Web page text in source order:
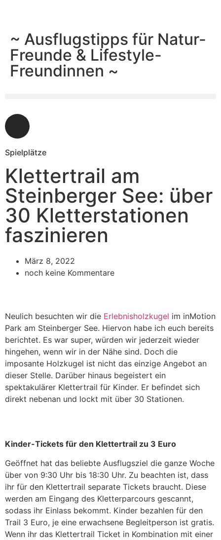
~ Ausflugstipps für Natur-
Freunde & Lifestyle-
Freundinnen ~
Spielplätze
Klettertrail am
Steinberger See: über
30 Kletterstationen
faszinieren
März 8, 2022
noch keine Kommentare
Neulich besuchten wir die Erlebnisholzkugel im inMotion
Park am Steinberger See. Hiervon habe ich euch bereits
berichtet. Es war super, würden wir jederzeit wieder
hingehen, wenn wir in der Nähe sind. Doch die
imposante Holzkugel ist nicht das einzige Angebot an
dieser Stelle. Darüber hinaus begeistert ein
spektakulärer Klettertrail für Kinder. Er befindet sich
direkt nebenan und lockt mit über 30 Stationen.
Kinder-Tickets für den Klettertrail zu 3 Euro
Geöffnet hat das beliebte Ausflugsziel die ganze Woche
über von 9:30 Uhr bis 18:30 Uhr. Zu beachten ist, dass
ihr für den Klettertrail separate Tickets braucht. Diese
werden am Eingang des Kletterparcours gescannt,
sodass ihr Einlass bekommt. Kinder bezahlen für den
Trail 3 Euro, je eine erwachsene Begleitperson ist gratis.
Wenn ihr das Klettertrail Ticket in Kombination mit einer